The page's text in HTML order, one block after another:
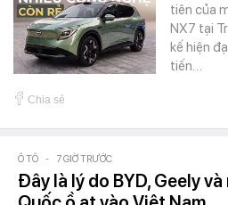
tiên của
NX7 tại
kế hiện
tiến…
Chia sẻ
Ô TÔ - 7 GIỜ TRƯỚC
Đây là lý do BYD, Geely